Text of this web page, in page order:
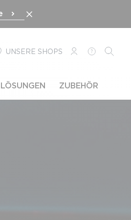
UNSERE SHOPS
LOGINHILFE
ZUBEHÖR